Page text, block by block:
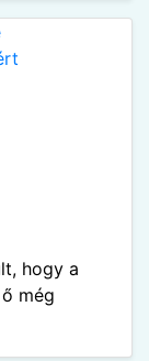
hogy a
még